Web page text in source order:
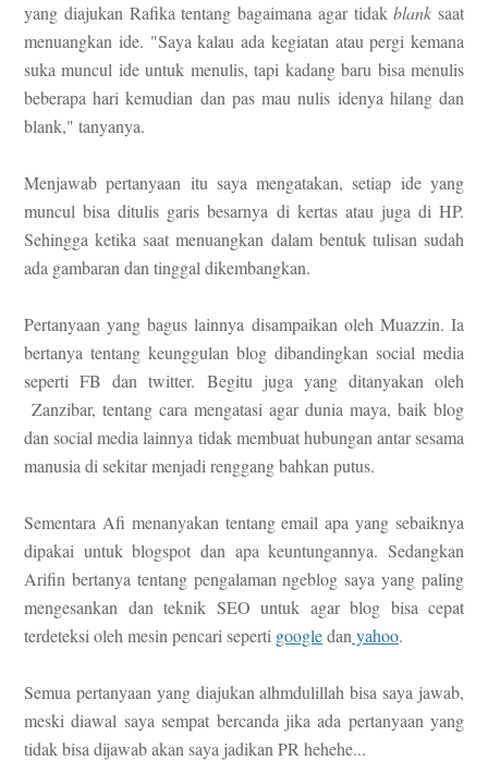
yang diajukan Rafika tentang bagaimana agar tidakblank saat
menuangkan ide. "Saya kalau ada kegiatan atau pergi kemana
suka muncul ide untuk menulis, tapi kadang baru bisa menulis
beberapa hari kemudian dan pas mau nulis idenya hilang dan
blank," tanyanya.
Menjawab pertanyaan itu saya mengatakan, setiap ide yang
muncul bisa ditulis garis besarnya di kertas atau juga di HP.
Sehingga ketika saat menuangkan dalam bentuk tulisan sudah
ada gambaran dan tinggal dikembangkan.
Pertanyaan yang bagus lainnya disampaikan oleh Muazzin. Ia
bertanya tentang keunggulan blog dibandingkan social media
seperti FB dan twitter. Begitu juga yang ditanyakan oleh
Zanzibar, tentang cara mengatasi agar dunia maya, baik blog
dan social media lainnya tidak membuat hubungan antar sesama
manusia di sekitar menjadi renggang bahkan putus.
Sementara Afi menanyakan tentang email apa yang sebaiknya
dipakai untuk blogspot dan apa keuntungannya. Sedangkan
Arifin bertanya tentang pengalaman ngeblog saya yang paling
mengesankan dan teknik SEO untuk agar blog bisa cepat
terdeteksi oleh mesin pencari seperti googledan yahoo.
Semua pertanyaan yang diajukan alhmdulillah bisa saya jawab,
meski diawal saya sempat bercanda jika ada pertanyaan yang
tidak bisa dijawab akan saya jadikan PR hehehe...